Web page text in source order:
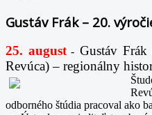
Gustáv Frák – 20.
25. august- Gustáv Frák
Revúca) – regionálny
odborného štúdia pracoval ako